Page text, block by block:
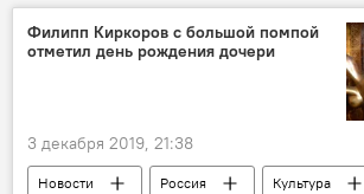
Культура
ЖИЗНЬ
Здоровье
концерт
Благотворительность
Филипп Киркоров с большой помпой
отметил день рождения дочери
3 декабря 2019, 21:38
Новости Россия
Культура